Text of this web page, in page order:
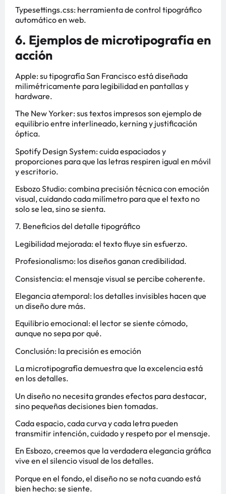
Typesettings.css: herramienta de control tipográfico
automático en web.
6. Ejemplos de microtipografía en
acción
Apple: su tipografía San Francisco está diseñada
milimétricamente para legibilidad en pantallas y
hardware.
The New Yorker: sus textos impresos son ejemplo de
equilibrio entre interlineado, kerning y justificación
óptica.
Spotify Design System: cuida espaciados y
proporciones para que las letras respiren igual en móvil
y escritorio.
Esbozo Studio: combina precisión técnica con emoción
visual, cuidando cada milímetro para que el texto no
solo se lea, sino se sienta.
7. Beneficios del detalle tipográfico
Legibilidad mejorada: el texto fluye sin esfuerzo.
Profesionalismo: los diseños ganan credibilidad.
Consistencia: el mensaje visual se percibe coherente.
Elegancia atemporal: los detalles invisibles hacen que
un diseño dure más.
Equilibrio emocional: el lector se siente cómodo,
aunque no sepa por qué.
Conclusión: la precisión es emoción
La microtipografía demuestra que la excelencia está
en los detalles.
Un diseño no necesita grandes efectos para destacar,
sino pequeñas decisiones bien tomadas.
Cada espacio, cada curva y cada letra pueden
transmitir intención, cuidado y respeto por el mensaje.
En Esbozo, creemos que la verdadera elegancia gráfica
vive en el silencio visual de los detalles.
Porque en el fondo, el diseño no se nota cuando está
bien hecho: se siente.